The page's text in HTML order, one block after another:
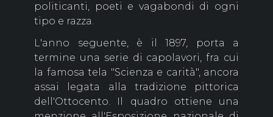
politicanti, poeti e vagabondi di ogni
tipo e razza.
L'anno seguente, è il 1897, porta a
termine una serie di capolavori, fra cui
la famosa tela "Scienza e carità", ancora
assai legata alla tradizione pittorica
dell'Ottocento. Il quadro ottiene una